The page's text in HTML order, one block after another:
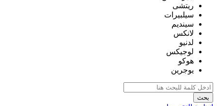
ريتشى
سيلبيرات
سينديم
لانكس
لدنيو
لوجيكس
هوكو
يوجرين
بحث